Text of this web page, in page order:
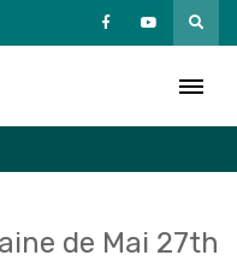
de Mai 27th